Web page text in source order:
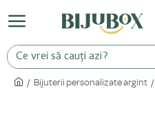
Bijuterii personalizate argint